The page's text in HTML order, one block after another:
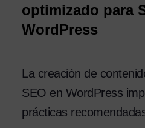
optimizado para
WordPress
La creación de
SEO en WordPress
prácticas